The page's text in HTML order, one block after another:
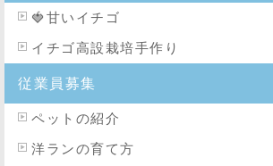
🍓 甘いイチゴ
イチゴ高設栽培手作り
従業員募集
ペットの紹介
洋ランの育て方